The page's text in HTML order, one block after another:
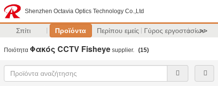
Shenzhen Octavia Optics Technology Co.,Ltd
Σπίτι Προϊόντα Περίπου εμείς Γύρος εργοστασίων
>>
Ποιότητα Φακός CCTV Fisheye supplier. (15)